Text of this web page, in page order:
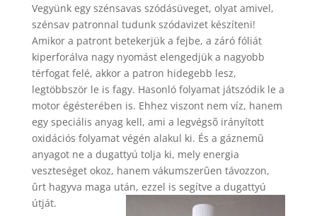
Vegyünk egy szénsavas szódásüveget, olyat amivel,
szénsav patronnal tudunk szódavizet készíteni!
Amikor a patront betekerjük a fejbe, a záró fóliát
kiperforálva nagy nyomást elengedjük a nagyobb
térfogat felé, akkor a patron hidegebb lesz,
legtöbbször le is fagy. Hasonló folyamat játszódik le a
motor égésterében is. Ehhez viszont nem víz, hanem
egy speciális anyag kell, ami a legvégsõ irányított
oxidációs folyamat végén alakul ki. És a gáznemû
anyagot ne a dugattyú tolja ki, mely energia
veszteséget okoz, hanem vákumszerûen távozzon,
ûrt hagyva maga után, ezzel is segítve a dugattyú
útját.